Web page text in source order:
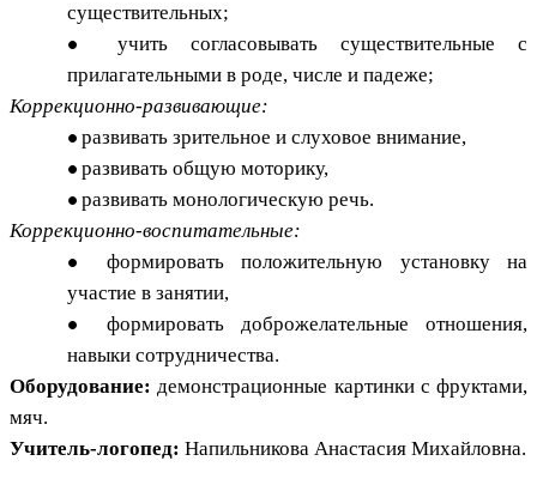
существительных;
учить согласовывать существительные с
прилагательными в роде, числе и падеже;
Коррекционно-развивающие:
развивать зрительное и слуховое внимание,
развивать общую моторику,
развивать монологическую речь.
Коррекционно-воспитательные:
формировать положительную установку на
участие в занятии,
формировать доброжелательные отношения,
навыки сотрудничества.
Оборудование: демонстрационные картинки с фруктами,
мяч.
Учитель-логопед: Напильникова Анастасия Михайловна.